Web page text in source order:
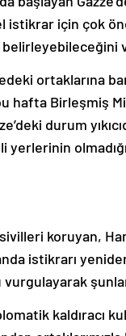
istikrar için çok
hafta Birleşmiş
durum
yerlerinin
istikrarı
vurgulayarak
ortaklarımızla